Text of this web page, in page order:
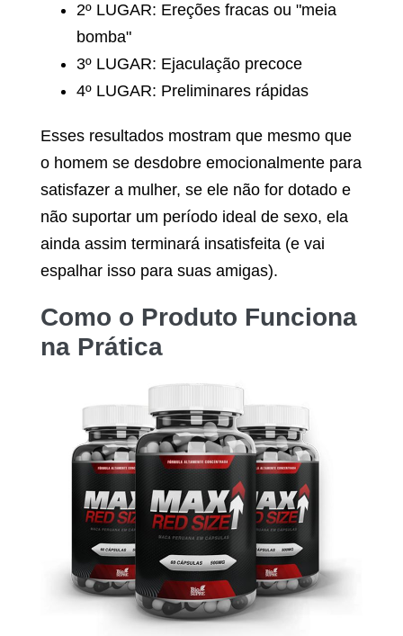
2º LUGAR: Ereções fracas ou "meia
bomba"
3º LUGAR: Ejaculação precoce
4º LUGAR: Preliminares rápidas
Esses resultados mostram que mesmo que
o homem se desdobre emocionalmente para
satisfazer a mulher, se ele não for dotado e
não suportar um período ideal de sexo, ela
ainda assim terminará insatisfeita (e vai
espalhar isso para suas amigas).
Como o Produto Funciona
na Prática